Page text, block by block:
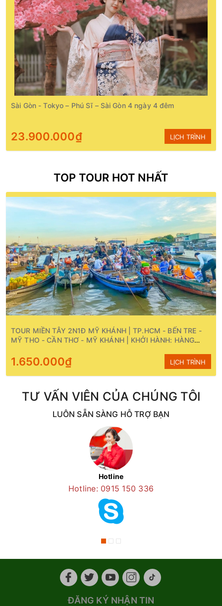
Sài Gòn - Tokyo – Phú Sĩ – Sài Gòn 4 ngày 4 đêm
23.900.000₫ LỊCH TRÌNH
TOP TOUR HOT NHẤT
TOUR MIỀN TÂY 2N1Đ MỸ KHÁNH | TP.HCM - BẾN TRE -
MỸ THO - CẦN THƠ - MỸ KHÁNH | KHỞI HÀNH: HÀNG
1.650.000₫ LỊCH TRÌNH
TƯ VẤN VIÊN CỦA CHÚNG TÔI
LUÔN SẴN SÀNG HỖ TRỢ BẠN
Hotline
Hotline: 0915 150 336
ĐĂNG KÝ NHẬN TIN